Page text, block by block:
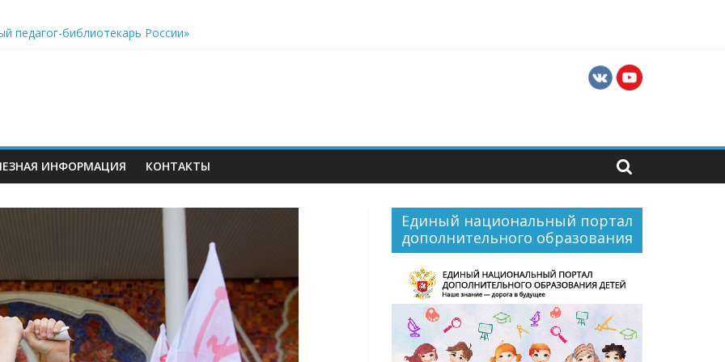
педагог-библиотекарь России»
особый статус учителей, дополнительные возможности для их профессиональной и социальной
путешествию по звёздному небу
ИНФОРМАЦИЯ КОНТАКТЫ
Единый национальный портал
дополнительного образования